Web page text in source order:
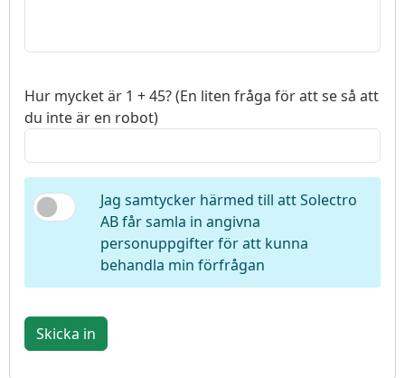
Hur mycket är 1 + 45? (En liten fråga för att se så att
du inte är en robot)
Jag samtycker härmed till att Solectro
AB får samla in angivna
personuppgifter för att kunna
behandla min förfrågan
Skicka in